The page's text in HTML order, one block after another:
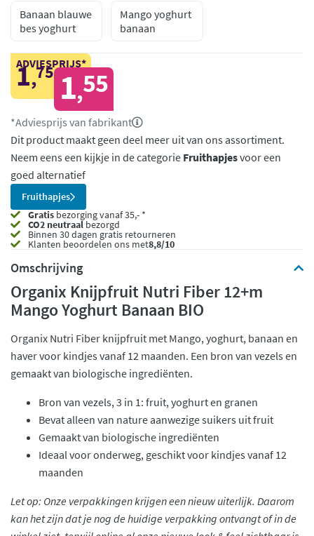
Banaan blauwe
bes yoghurt
Mango yoghurt
banaan
ADVIESPRIJS*
1,75 1,55
*Adviesprijs van fabrikant
Dit product maakt geen deel meer uit van ons assortiment.
Neem eens een kijkje in de categorie Fruithapjesvoor een
goed alternatief
Fruithapjes
Gratis bezorging vanaf 35,- *
CO2 neutraalbezorgd
Binnen 30 dagen gratis retourneren
Klanten beoordelen ons met8,8/10
Omschrijving
Organix Knijpfruit Nutri Fiber 12+m
Mango Yoghurt Banaan BIO
Organix Nutri Fiber knijpfruit met Mango, yoghurt, banaan en
haver voor kindjes vanaf 12 maanden. Een bron van vezels en
gemaakt van biologische ingrediënten.
Bron van vezels, 3 in 1: fruit, yoghurt en granen
Bevat alleen van nature aanwezige suikers uit fruit
Gemaakt van biologische ingrediënten
Ideaal voor onderweg, geschikt voor kindjes vanaf 12
maanden
Let op: Onze verpakkingen krijgen een nieuw uiterlijk. Daarom
kan het zijn dat je nog de huidige verpakking ontvangt of in de